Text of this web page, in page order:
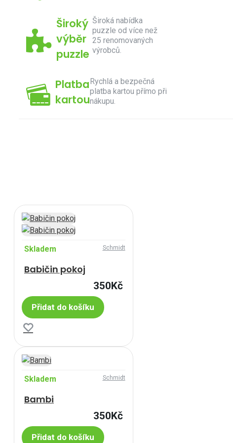
Široký
výběr
puzzle
Široká nabídka
puzzle od více než
25 renomovaných
výrobců.
Platba
kartou
Rychlá a bezpečná
platba kartou přímo při
nákupu.
Skladem Schmidt
Babičin pokoj
350Kč
Přidat do košíku
Skladem Schmidt
Bambi
350Kč
Přidat do košíku